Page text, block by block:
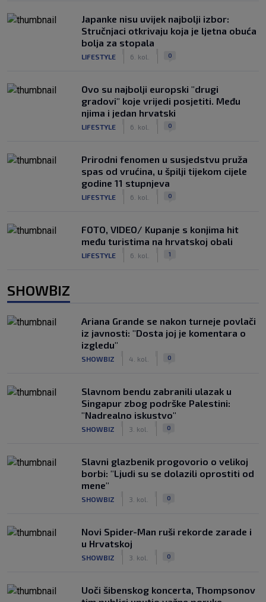
Japanke nisu uvijek najbolji izbor:
Stručnjaci otkrivaju koja je ljetna obuća
bolja za stopala
LIFESTYLE 6. kol. 0
Ovo su najbolji europski "drugi
gradovi" koje vrijedi posjetiti. Među
njima i jedan hrvatski
LIFESTYLE 6. kol. 0
Prirodni fenomen u susjedstvu pruža
spas od vrućina, u špilji tijekom cijele
godine 11 stupnjeva
LIFESTYLE 6. kol. 0
FOTO, VIDEO/ Kupanje s konjima hit
među turistima na hrvatskoj obali
LIFESTYLE 6. kol. 1
SHOWBIZ
Ariana Grande se nakon turneje povlači
iz javnosti: "Dosta joj je komentara o
izgledu"
SHOWBIZ 4. kol. 0
Slavnom bendu zabranili ulazak u
Singapur zbog podrške Palestini:
"Nadrealno iskustvo"
SHOWBIZ 3. kol. 0
Slavni glazbenik progovorio o velikoj
borbi: "Ljudi su se dolazili oprostiti od
mene"
SHOWBIZ 3. kol. 0
Novi Spider-Man ruši rekorde zarade i
u Hrvatskoj
SHOWBIZ 3. kol. 0
Uoči šibenskog koncerta, Thompsonov